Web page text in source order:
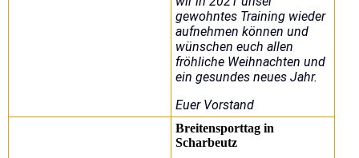
gewohntes Training wieder
aufnehmen können und
wünschen euch allen
fröhliche Weihnachten und
ein gesundes neues Jahr.
Euer Vorstand
Breitensporttag in
Scharbeutz